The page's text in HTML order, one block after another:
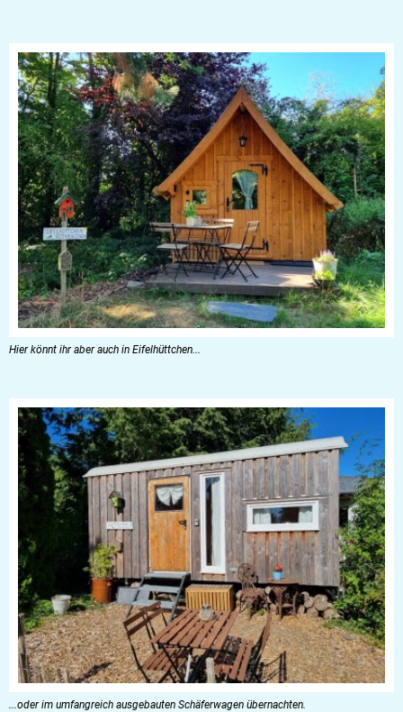
Hier könnt ihr aber auch in Eifelhüttchen...
...oder im umfangreich ausgebauten Schäferwagen übernachten.